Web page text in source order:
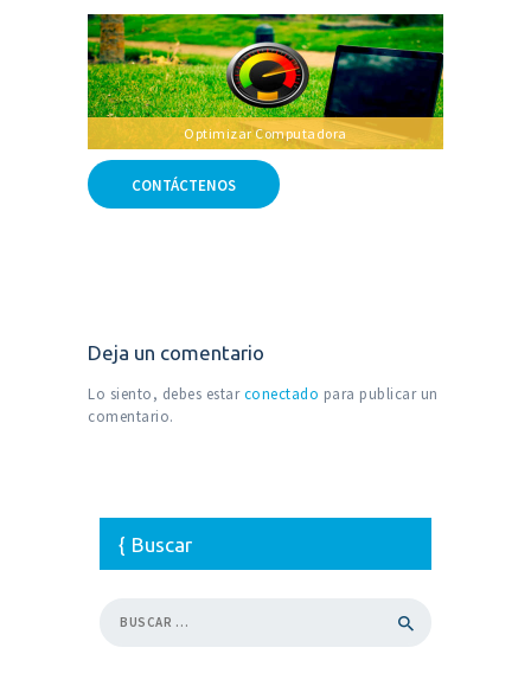
Optimizar Computadora
CONTÁCTENOS
Deja un comentario
Lo siento, debes estarconectado para publicar un
comentario.
Buscar